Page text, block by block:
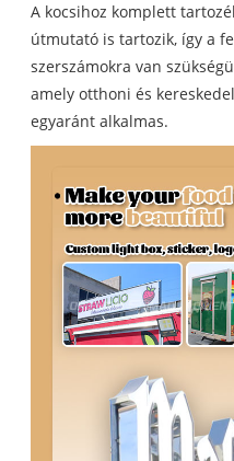
A kocsihoz komplett
útmutató is tartozik, így a
szerszámokra van
amely otthoni és
egyaránt alkalmas.